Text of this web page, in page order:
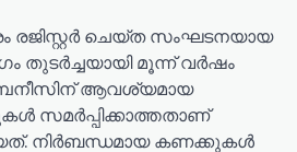
രജിസ്റ്റർ ചെയ്ത സംഘടനയായ
മൂന്ന് വർഷം
ആവശ്യമായ
സമർപ്പിക്കാത്തതാണ്
നിർബന്ധമായ കണക്കുകൾ